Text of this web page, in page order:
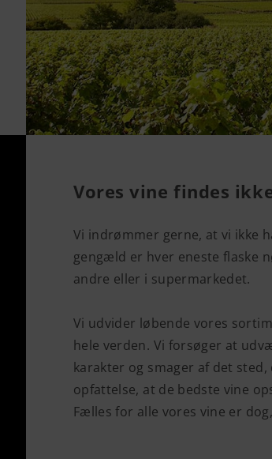
Vores vine findes
Vi indrømmer gerne, at vi ikke
gengæld er hver eneste flaske
andre eller i supermarkedet.
Vi udvider løbende vores
hele verden. Vi forsøger at
karakter og smager af det
opfattelse, at de bedste vine
Fælles for alle vores vine er